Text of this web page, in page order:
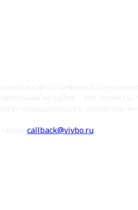
callback@vivbo.ru